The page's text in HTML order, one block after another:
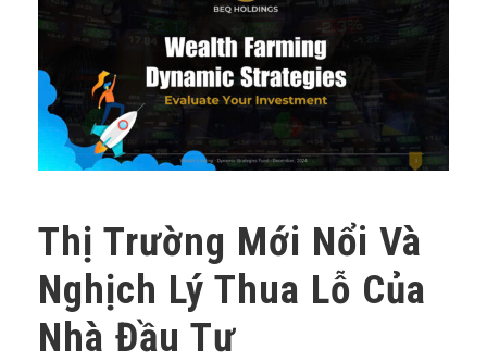
Thị Trường Mới Nổi Và
Nghịch Lý Thua Lỗ Của
Nhà Đầu Tư